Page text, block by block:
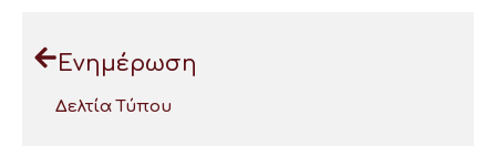
Ενημέρωση
Δελτία Τύπου